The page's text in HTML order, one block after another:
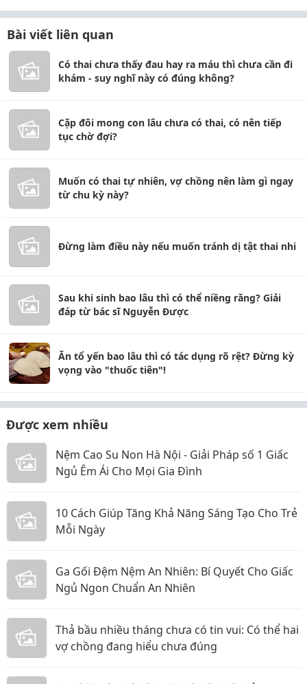
Bài viết liên quan
Có thai chưa thấy đau hay ra máu thì chưa cần đi
khám - suy nghĩ này có đúng không?
Cặp đôi mong con lâu chưa có thai, có nên tiếp
tục chờ đợi?
Muốn có thai tự nhiên, vợ chồng nên làm gì ngay
từ chu kỳ này?
Đừng làm điều này nếu muốn tránh dị tật thai nhi
Sau khi sinh bao lâu thì có thể niềng răng? Giải
đáp từ bác sĩ Nguyễn Được
Ăn tổ yến bao lâu thì có tác dụng rõ rệt? Đừng kỳ
vọng vào "thuốc tiên"!
Được xem nhiều
Nệm Cao Su Non Hà Nội - Giải Pháp số 1 Giấc
Ngủ Êm Ái Cho Mọi Gia Đình
10 Cách Giúp Tăng Khả Năng Sáng Tạo Cho Trẻ
Mỗi Ngày
Ga Gối Đệm Nệm An Nhiên: Bí Quyết Cho Giấc
Ngủ Ngon Chuẩn An Nhiên
Thả bầu nhiều tháng chưa có tin vui: Có thể hai
vợ chồng đang hiểu chưa đúng